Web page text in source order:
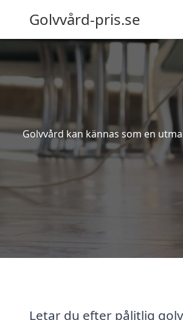
Golvvård-pris.se
Golvvård kan kännas som en
Letar du efter pålitlig